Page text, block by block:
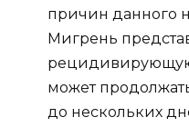
причин данного
Мигрень
рецидивирующую
может
до нескольких